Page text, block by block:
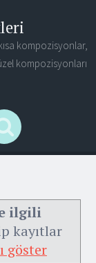
kompozisyonlar,
kompozisyonları
Search
ilgili
kayıtlar
göster